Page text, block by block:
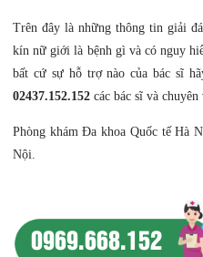
Trên đây là những thông tin giải
kín nữ giới là bệnh gì và có nguy
bất cứ sự hỗ trợ nào của bác sĩ
02437.152.152 các bác sĩ và
Phòng khám Đa khoa Quốc tế Hà
Nội.
0969.668.152